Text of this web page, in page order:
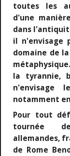
toutes les
d'une
dans
il n'envisage
domaine de
la tyrannie,
n'envisage
notamment
Pour tout
tournée
allemandes,
de Rome